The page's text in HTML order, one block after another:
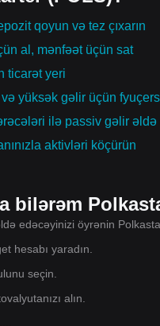
qoyun və tez çıxarın
al, mənfəət üçün sat
ticarət yeri
yüksək gəlir üçün
ilə passiv gəlir əldə
aktivləri köçürün
bilərəm
edəcəyinizi öyrənin
hesabı yaradın.
seçin.
alın.